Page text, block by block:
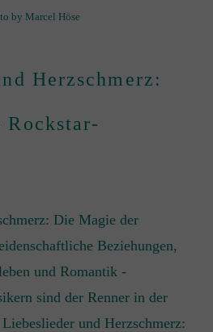
by Marcel Höse
Herzschmerz:
Rockstar-
Die Magie der
Beziehungen,
und Romantik -
sind der Renner in der
und Herzschmerz: